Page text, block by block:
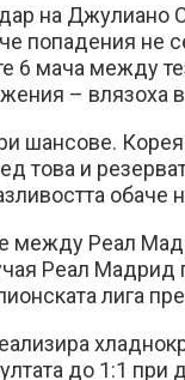
на Джулиано
попадения не
6 мача между
– влязоха
шансове.
това и
обаче
между Реал
Реал
лига
до 1:1 при